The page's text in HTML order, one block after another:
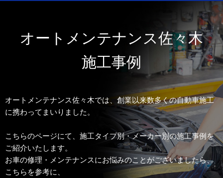
オートメンテナンス佐々木
施工事例
オートメンテナンス佐々木では、創業以来数多くの自動車施工
に携わってまいりました。
こちらのページにて、施工タイプ別・メーカー別の施工事例を
ご紹介いたします。
お車の修理・メンテナンスにお悩みのことがございましたら、
こちらを参考に、